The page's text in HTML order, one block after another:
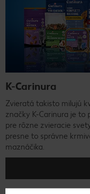
K-Carinura
Zvieratá takisto milujú
značky K-Carinura je to
pre rôzne zvieracie
presne to správne
maznáčika.